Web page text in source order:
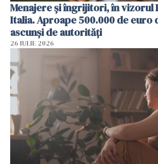
Menajere și îngrijitori, în vizorul
Italia. Aproape 500.000 de euro
ascunși de autorități
26 IULIE 2026